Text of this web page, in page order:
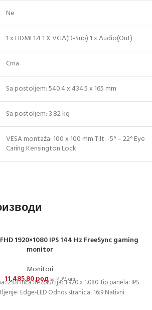
Ne
1 x HDMI 1.4 1 X VGA(D-Sub) 1 x Audio(Out)
Crna
Sa postoljem: 540.4 x 434.5 x 165 mm
Sa postoljem: 3.82 kg
VESA montaža: 100 x 100 mm Tilt: -5° – 22° Eye
Caring Kensington Lock
1920×1080 IPS 144 Hz FreeSync gaming
monitor
Monitori
11,485.80рсдsa PDV-om
23.8 inča Rezolucija: 1.920 x 1.080 Tip panela: IPS
Edge-LED Odnos stranica: 16:9 Nativni